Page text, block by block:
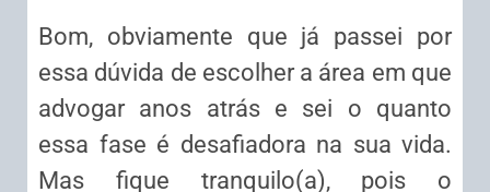
Bom, obviamente que já passei por
essa dúvida de escolher a área em que
advogar anos atrás e sei o quanto
essa fase é desafiadora na sua vida.
Mas fique tranquilo(a), pois o